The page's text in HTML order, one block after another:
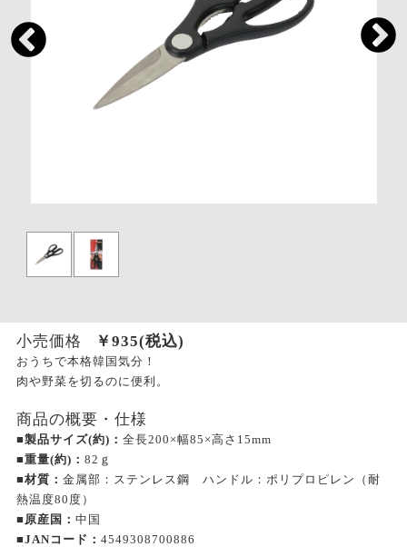
小売価格 ￥ 935(税込)
おうちで本格韓国気分！
肉や野菜を切るのに便利。
商品の概要・仕様
■製品サイズ(約)： 全長200×幅85×高さ15mm
■重量(約)： 82ｇ
■材質： 金属部：ステンレス鋼 ハンドル：ポリプロピレン（耐
熱温度80度）
■原産国： 中国
■JANコード： 4549308700886